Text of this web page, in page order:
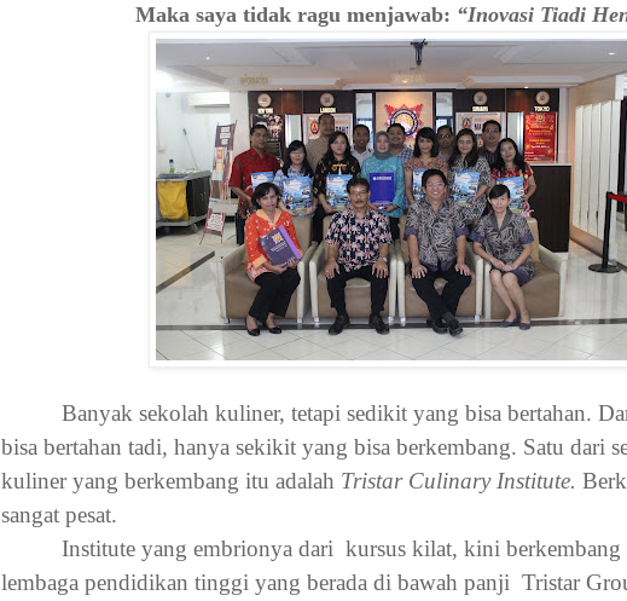
Maka saya tidak ragu menjawab: “Inovasi Tiadi
Banyak sekolah kuliner, tetapi sedikit yang bisa bertahan.
bisa bertahan tadi, hanya sekikit yang bisa berkembang. Satu dari
kuliner yang berkembang itu adalah Tristar Culinary Institute.
sangat pesat.
Institute yang embrionya dari kursus kilat, kini berkembang
lembaga pendidikan tinggi yang berada di bawah panji Tristar